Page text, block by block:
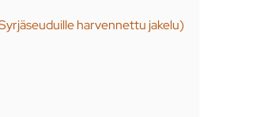
harvennettu jakelu)